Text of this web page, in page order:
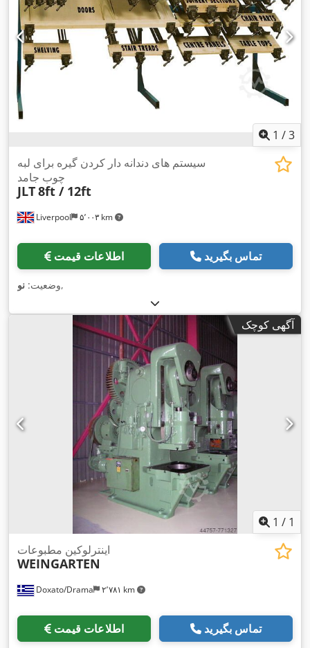
1 /3
Liverpool ۵٬۰۰۳ km
سیستم های دندانه دار کردن گیره برای لبه
چوب جامد
JLT8ft / 12ft
اطلاعات قیمت تماس بگیرید
وضعیت: نو ,
آگهی کوچک
1 / 1
Doxato/Drama ۲٬۷۸۱ km
اينترلوكين مطبوعات
WEINGARTEN
اطلاعات قیمت تماس بگیرید